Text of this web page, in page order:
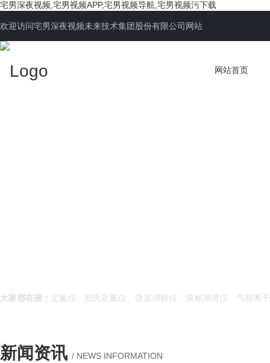
宅男深夜视频,宅男视频APP,宅男视频导航,宅男视频污下载
欢迎访问宅男深夜视频未来技术集团股份有限公司网站
网站首页
大家都在搜： 定氮仪、凯氏定氮仪、微波消解仪、液相测谱仪、气相离
新闻资讯 / NEWS INFORMATION